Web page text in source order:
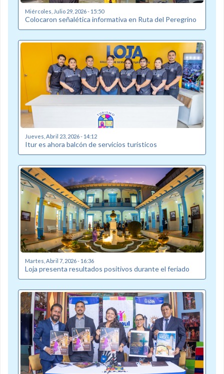
Miércoles, Julio 29, 2026 - 15:50
Colocaron señalética informativa en Ruta del Peregrino
Jueves, Abril 23, 2026 - 14:12
Itur es ahora balcón de servicios turísticos
Martes, Abril 7, 2026 - 16:36
Loja presenta resultados positivos durante el feriado